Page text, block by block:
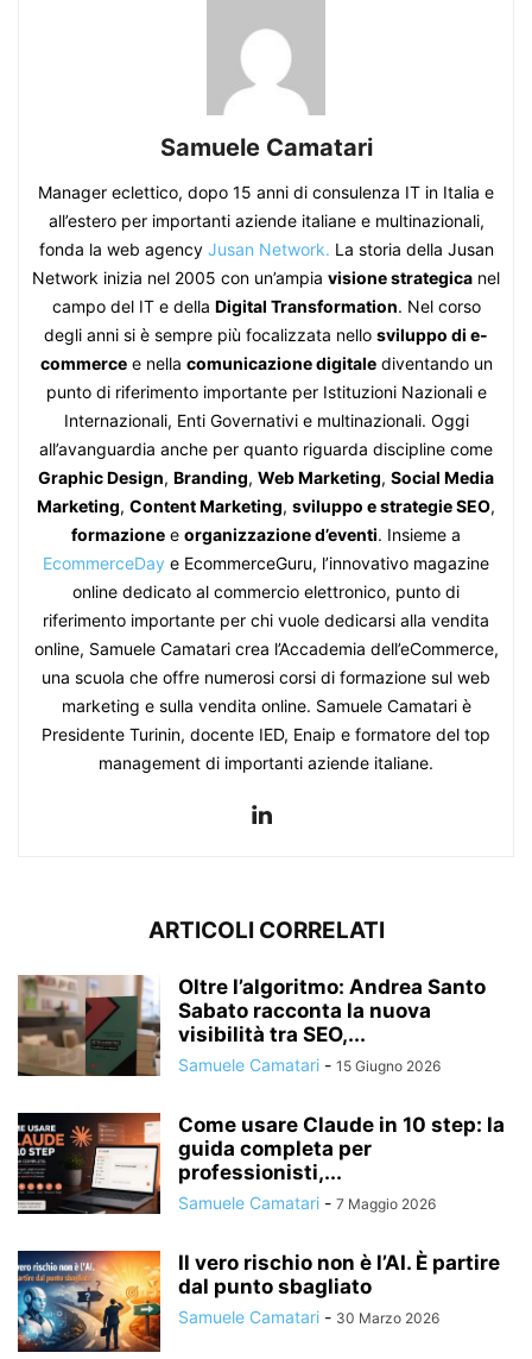
Samuele Camatari
Manager eclettico, dopo 15 anni di consulenza IT in Italia e
all’estero per importanti aziende italiane e multinazionali,
fonda la web agency Jusan Network. La storia della Jusan
Network inizia nel 2005 con un’ampia visione strategica nel
campo del IT e della Digital Transformation. Nel corso
degli anni si è sempre più focalizzata nello sviluppo di e-
commercee nella comunicazione digitalediventando un
punto di riferimento importante per Istituzioni Nazionali e
Internazionali, Enti Governativi e multinazionali. Oggi
all’avanguardia anche per quanto riguarda discipline come
Graphic Design, Branding, Web Marketing, Social Media
Marketing, Content Marketing, sviluppo e strategie SEO,
formazione e organizzazione d’eventi. Insieme a
EcommerceDay e EcommerceGuru, l’innovativo magazine
online dedicato al commercio elettronico, punto di
riferimento importante per chi vuole dedicarsi alla vendita
online, Samuele Camatari crea l’Accademia dell’eCommerce,
una scuola che offre numerosi corsi di formazione sul web
marketing e sulla vendita online. Samuele Camatari è
Presidente Turinin, docente IED, Enaip e formatore del top
management di importanti aziende italiane.
ARTICOLI CORRELATI
Oltre l’algoritmo: Andrea Santo
Sabato racconta la nuova
visibilità tra SEO,...
Samuele Camatari - 15 Giugno 2026
Come usare Claude in 10 step: la
guida completa per
professionisti,...
Samuele Camatari - 7 Maggio 2026
Il vero rischio non è l’AI. È partire
dal punto sbagliato
Samuele Camatari - 30 Marzo 2026